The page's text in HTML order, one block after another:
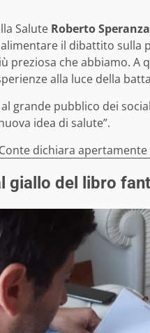
Salute Roberto Speranza
il dibattito
preziosa che abbiamo.
alla luce della
grande pubblico dei
idea di salute”.
Conte dichiara
giallo del libro